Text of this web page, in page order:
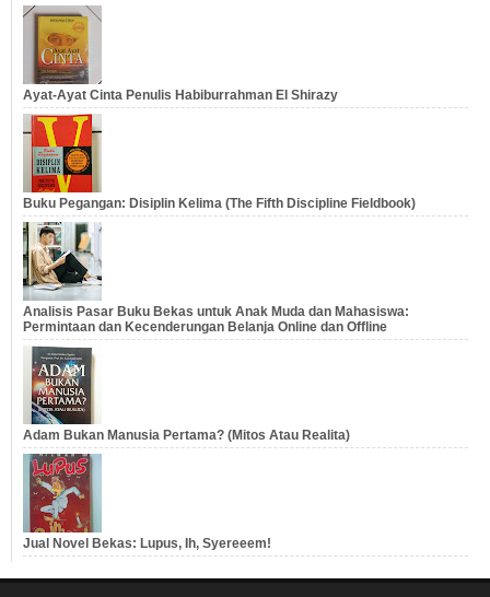
Ayat-Ayat Cinta Penulis Habiburrahman El Shirazy
Buku Pegangan: Disiplin Kelima (The Fifth Discipline Fieldbook)
Analisis Pasar Buku Bekas untuk Anak Muda dan Mahasiswa:
Permintaan dan Kecenderungan Belanja Online dan Offline
Adam Bukan Manusia Pertama? (Mitos Atau Realita)
Jual Novel Bekas: Lupus, Ih, Syereeem!